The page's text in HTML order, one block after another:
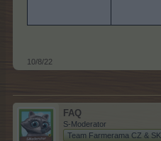
10/8/22
FAQ
S-Moderator
Team Farmerama CZ & SK